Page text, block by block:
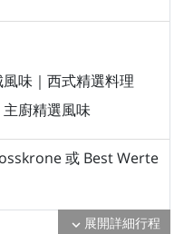
味｜西式精選料理
廚精選風味
或 Best Werte
expand_more 展開詳細行程